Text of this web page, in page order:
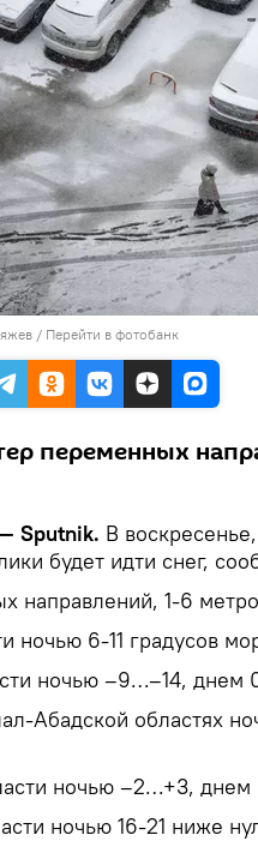
/ Перейти в фотобанк
переменных
Sputnik. В
будет идти снег,
направлений, 1-6
ночью 6-11 градусов
ночью –9…–14, днем
Абадской областях
ночью –2…+3, днем
ночью 16-21 ниже